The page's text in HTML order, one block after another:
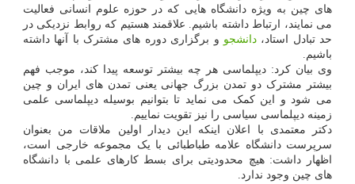
های چین به ویژه دانشگاه هایی که در حوزه علوم انسانی فعالیت
می نمایند، ارتباط داشته باشیم. علاقمند هستیم که روابط نزدیکی در
حد تبادل استاد،دانشجو و برگزاری دوره های مشترک با آنها داشته
باشیم.
وی بیان کرد: دیپلماسی هر چه بیشتر توسعه پیدا کند، موجب فهم
بیشتر مشترک دو تمدن بزرگ جهانی یعنی تمدن های ایران و چین
می شود و این کمک می نماید تا بتوانیم بوسیله دیپلماسی علمی
زمینه دیپلماسی سیاسی را نیز تقویت نماییم.
دکتر معتمدی با اعلان اینکه این دیدار اولین ملاقات من بعنوان
سرپرست دانشگاه علامه طباطبائی با یک مجموعه خارجی است،
اظهار داشت: هیچ محدودیتی برای بسط کارهای علمی با دانشگاه
های چین وجود ندارد.